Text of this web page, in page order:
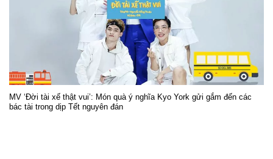
MV ‘Đời tài xế thật vui’: Món quà ý nghĩa Kyo York gửi gắm đến các
bác tài trong dịp Tết nguyên đán